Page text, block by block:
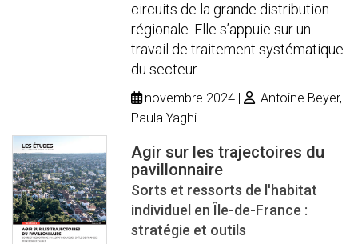
circuits de la grande distribution
régionale. Elle s’appuie sur un
travail de traitement systématique
du secteur ...
novembre 2024
Antoine Beyer,
Paula Yaghi
Agir sur les trajectoires du
pavillonnaire
Sorts et ressorts de l'habitat
individuel en Île-de-France :
stratégie et outils